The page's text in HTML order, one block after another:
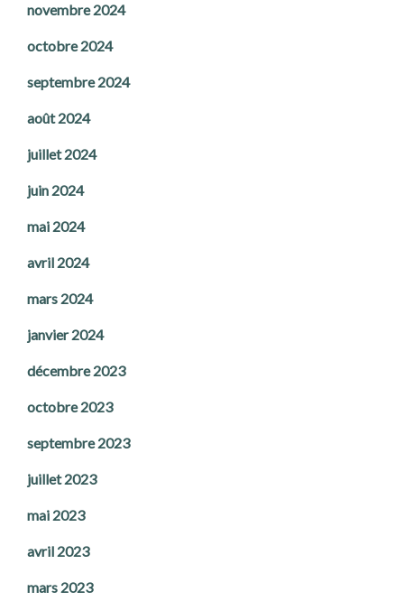
novembre 2024
octobre 2024
septembre 2024
août 2024
juillet 2024
juin 2024
mai 2024
avril 2024
mars 2024
janvier 2024
décembre 2023
octobre 2023
septembre 2023
juillet 2023
mai 2023
avril 2023
mars 2023